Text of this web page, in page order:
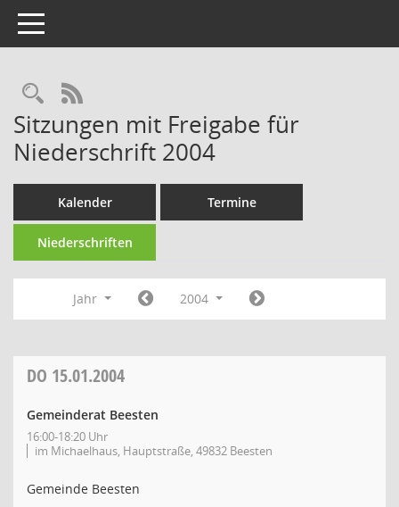
Toggle navigation
Rechercheauswahl
RSS-Feed
Sitzungen mit Freigabe für
Niederschrift 2004
Kalender Termine
Niederschriften
Jahr 2004
DO 15.01.2004
Gemeinderat Beesten
16:00-18:20 Uhr
im Michaelhaus, Hauptstraße, 49832 Beesten
Gemeinde Beesten